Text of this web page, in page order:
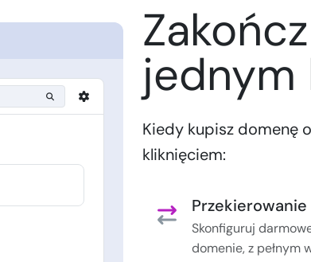
jednym
Kiedy kupisz domenę
kliknięciem:
Przekierowanie
Skonfiguruj
domenie, z pełnym